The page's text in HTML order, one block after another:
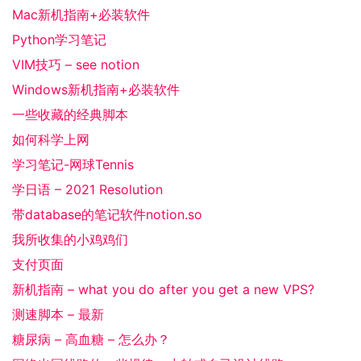
Mac新机指南+必装软件
Python学习笔记
VIM技巧 – see notion
Windows新机指南+必装软件
一些收藏的经典脚本
如何科学上网
学习笔记-网球Tennis
学日语 – 2021 Resolution
带database的笔记软件notion.so
我所收集的小鸡鸡们
支付页面
新机指南 – what you do after you get a new VPS?
测速脚本 – 最新
糖尿病 – 高血糖 – 怎么办？